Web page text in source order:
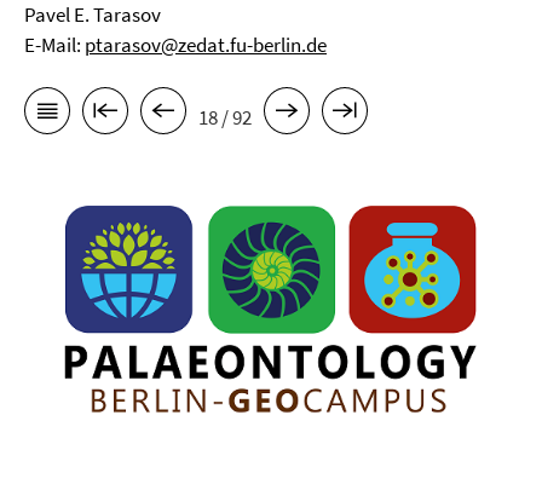
Pavel E. Tarasov
E-Mail: ptarasov@zedat.fu-berlin.de
18 / 92